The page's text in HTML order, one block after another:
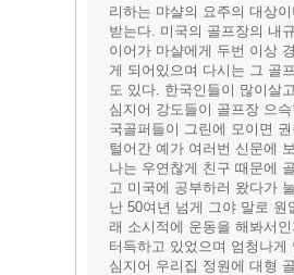
리하는 먀샬의 요주의 대상
받는다. 미국의 골프장의 내
이어가 마샬에게 두번 이상
게 되어있으며 다시는 그 골
도 있다. 한국인들이 많이살
심지어 강도들이 골프장 으
국골퍼들이 그린에 모이면
털어간 예가 여러번 신문에
나는 우연찮게 친구 때문에
고 미국에 공부하러 왔다가
난 50여년 넘게 그야 말로 원
래 소시적에 운동을 해봐서
터득하고 있었으며 엄청나게
심지어 우리집 정원에 대형